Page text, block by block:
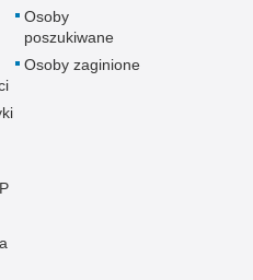
Osoby
poszukiwane
Osoby zaginione